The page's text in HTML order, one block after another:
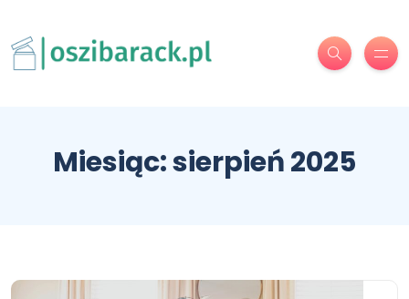
Miesiąc:sierpień 2025